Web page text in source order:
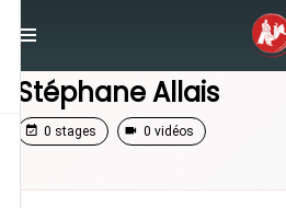
Stéphane Allais
Stéphane Allais
0 stages 0 vidéos